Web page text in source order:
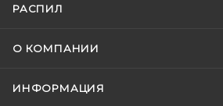
РАСПИЛ
О КОМПАНИИ
ИНФОРМАЦИЯ